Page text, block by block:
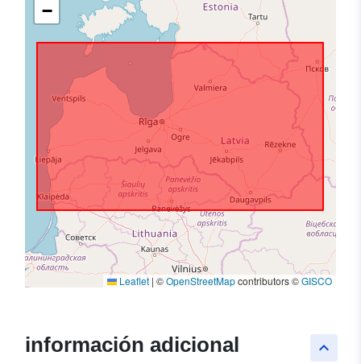
−
Leaflet | ©OpenStreetMapcontributors ©GISCO
keyboard_arrow_up
información adicional